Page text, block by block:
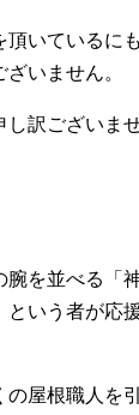
いているに
いません。
訳ございませ
を並べる「
いう者が応
屋根職人を